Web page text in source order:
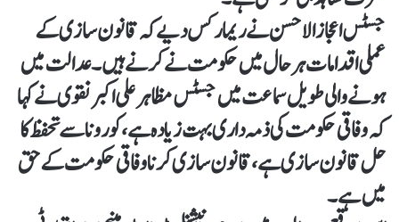
جسٹس اعجاز الاحسن نے ریمارکس دیے کہ قانون سازی کے
عملی اقدامات ہر حال میں حکومت نے کرنے ہیں۔عدالت میں
ہونے والی طویل سماعت میں جسٹس مظاہر علی اکبر نقوی نے کہا
کہ وفاقی حکومت کی ذمہ داری بہت زیادہ ہے، کورونا سے تحفظ کا
حل قانون سازی ہے، قانون سازی کرنا وفاقی حکومت کے حق
میں ہے۔